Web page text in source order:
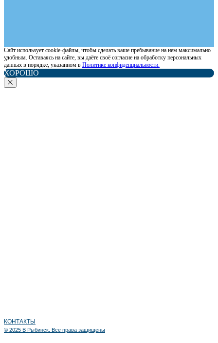
КОНТАКТЫ
© 2025 В Рыбинск. Все права защищены
Сайт использует cookie-файлы, чтобы сделать ваше пребывание на нем максимально
удобным. Оставаясь на сайте, вы даёте своё согласие на обработку персональных
данных в порядке, указанном в Политике конфиденциальности.
ХОРОШО